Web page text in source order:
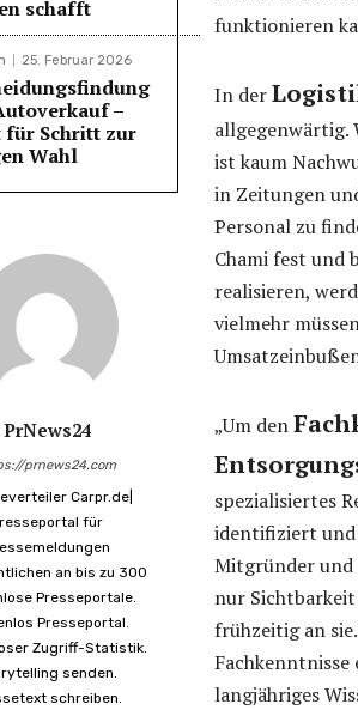
schafft
25. Februar 2026
–
für Schritt zur
Wahl
PrNews24
prnews24.com
Carpr.de|
für
an bis zu 300
Presseportale.
Presseportal.
Zugriff-Statistik.
senden.
schreiben.
funktionieren
In der
allgegenwärtig.
ist kaum
in Zeitungen
Personal zu
Chami fest und
realisieren,
vielmehr
„Um den
spezialisiertes
identifiziert und
Mitgründer und
nur
frühzeitig an
langjähriges